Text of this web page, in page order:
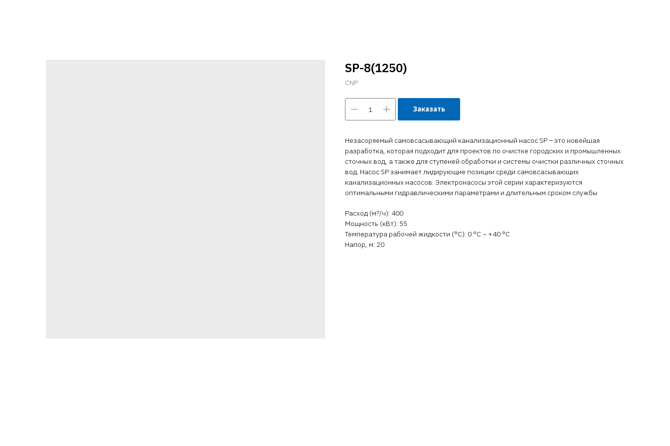
SP-8(1250)
CNP
Заказать
Незасоряемый самовсасывающий канализационный насос SP – это новейшая
разработка, которая подходит для проектов по очистке городских и промышленных
сточных вод, а также для ступеней обработки и системы очистки различных сточных
вод. Насос SP занимает лидирующие позиции среди самовсасывающих
канализационных насосов. Электронасосы этой серии характеризуются
оптимальными гидравлическими параметрами и длительным сроком службы
Расход (м?/ч): 400
Мощность (кВт): 55
Температура рабочей жидкости (°C): 0 °С ~ +40 °С
Напор, м: 20